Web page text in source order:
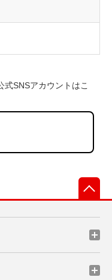
SNSアカウントはこ